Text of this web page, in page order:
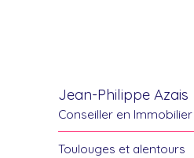
Jean-Philippe Azais
Conseiller en Immobilier
Toulouges et alentours